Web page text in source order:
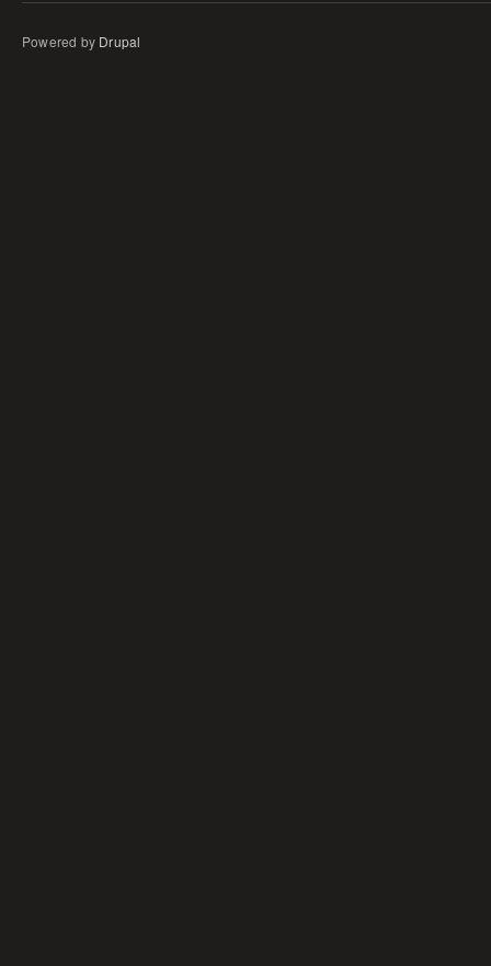
Powered by Drupal